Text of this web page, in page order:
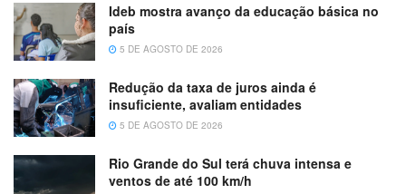
Ideb mostra avanço da educação básica no
país
5 DE AGOSTO DE 2026
Redução da taxa de juros ainda é
insuficiente, avaliam entidades
5 DE AGOSTO DE 2026
Rio Grande do Sul terá chuva intensa e
ventos de até 100 km/h